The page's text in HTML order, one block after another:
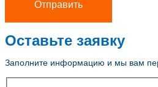
Оставьте заявку
Заполните информацию и мы вам